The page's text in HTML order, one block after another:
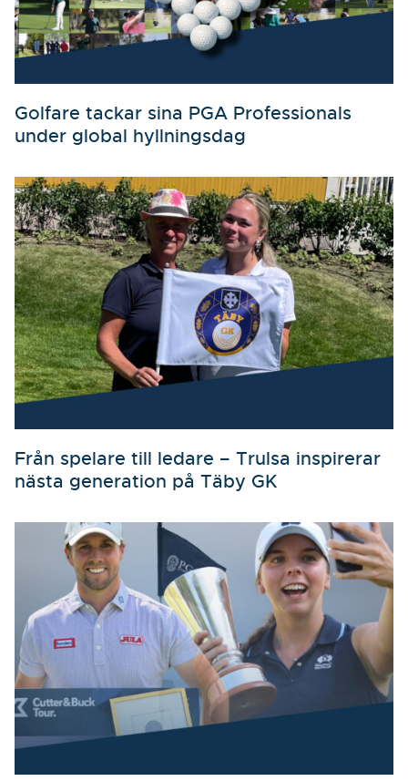
Golfare tackar sina PGA Professionals
under global hyllningsdag
Från spelare till ledare – Trulsa inspirerar
nästa generation på Täby GK